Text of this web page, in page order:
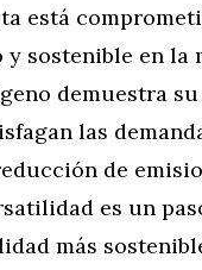
está
sostenible en la
demuestra
las
de
es un
más